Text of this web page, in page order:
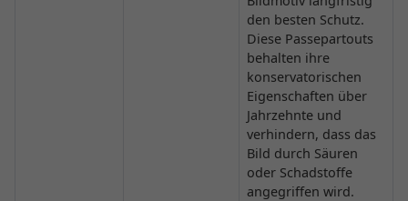
den besten Schutz.
Diese Passepartouts
behalten ihre
konservatorischen
Eigenschaften über
Jahrzehnte und
verhindern, dass das
Bild durch Säuren
oder Schadstoffe
angegriffen wird.